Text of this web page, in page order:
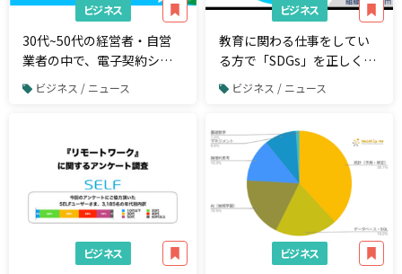
ビジネス
30代~50代の経営者・自営
業者の中で、電子契約シス
テムを利用して契約書を送
付していると回答した割合
ビジネス / ニュース
ビジネス
教育に関わる仕事をしてい
る方で「SDGs」を正しく理
解しているのは約24%
【SDGsの理解度に関するア
ビジネス / ニュース
ビジネス ビジネス